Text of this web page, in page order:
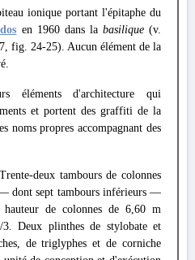
ionique portant l'épitaphe du
en 1960 dans la basilique(v.
fig. 24-25). Aucun élément de la
éléments d'architecture qui
et portent des graffiti de la
noms propres accompagnant des
deux tambours de colonnes
dont sept tambours inférieurs —
hauteur de colonnes de 6,60 m
Deux plinthes de stylobate et
de triglyphes et de corniche